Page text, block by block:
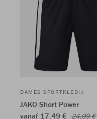
DAMES SPORTKLEDIJ
JAKO Short Power
vanaf 17,49 € 24,99 €